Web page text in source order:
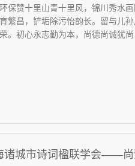
保赞十里山青十里风，锦川秀水
繁昌，铲垢除污怡韵长。留与儿
。初心永志勤为本，尚德尚诚犹尚
诸城市诗词楹联学会——尚